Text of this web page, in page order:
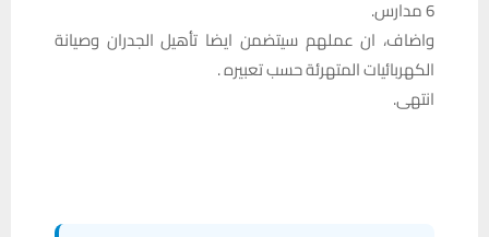
6 مدارس.
واضاف، ان عملهم سيتضمن ايضا تأهيل الجدران وصيانة
الكهربائيات المتهرئة حسب تعبيره .
انتهى.